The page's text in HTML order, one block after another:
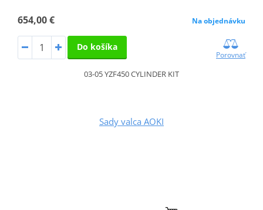
654,00 € Na objednávku
Do košíka
Porovnať
03-05 YZF450 CYLINDER KIT
Sady valca AOKI